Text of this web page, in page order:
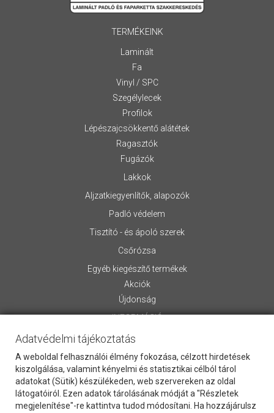
TERMÉKEINK
Laminált
Fa
Vinyl / SPC
Szegélylecek
Profilok
Lépészajcsökkentő alátétek
Ragasztók
Fugázók
Lakkok
Aljzatkiegyenlítők, alapozók
Padló védelem
Tisztító - és ápoló szerek
Csőrózsa
Egyéb kiegészítő termékek
Akciók
Újdonság
INFORMÁCIÓ
Rólunk
Általános Szerződési Feltételek
Szállítási információk
Letölthető anyagok
Kapcsolat
Adatvédelmi tájékoztatás
A weboldal felhasználói élmény fokozása, célzott hirdetések
kiszolgálása, valamint kényelmi és statisztikai célból tárol
adatokat (Sütik) készülékeden, web szervereken az oldal
látogatóiról. Ezen adatok tárolásának módját a "Részletek
megjelenítése"-re kattintva tudod módosítani. Ha hozzájárulsz